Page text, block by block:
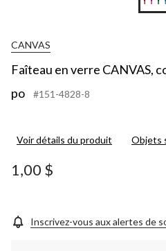
CANVAS
Faîteau en verre CANVAS,
po
#151-4828-8
Voir détails du produit Objets
1,00 $
Inscrivez-vous aux alertes de